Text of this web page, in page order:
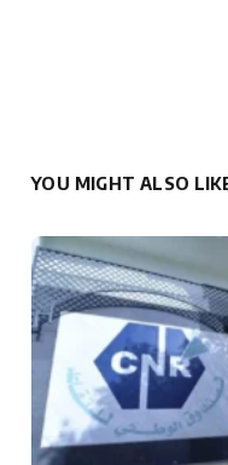
YOU MIGHT ALSO